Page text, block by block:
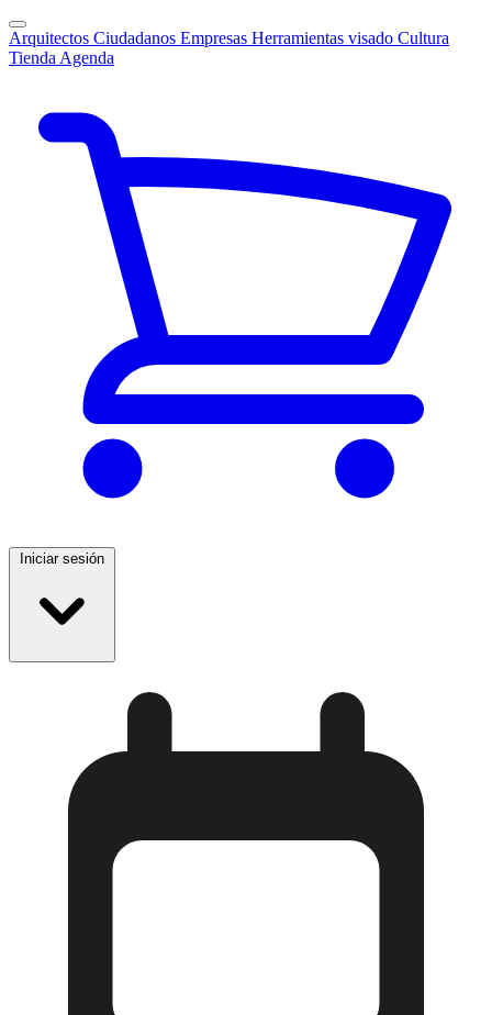
Arquitectos Ciudadanos Empresas Herramientas visado Cultura
Tienda Agenda
Iniciar sesión